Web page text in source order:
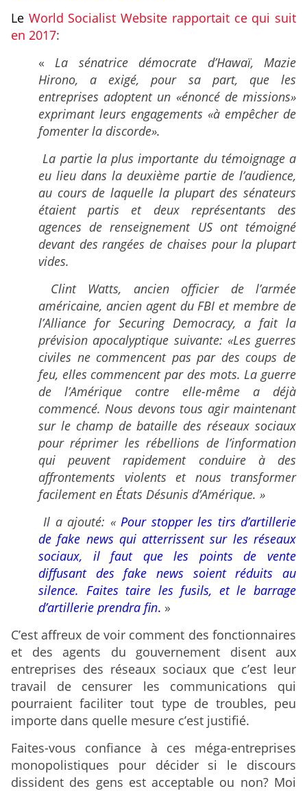
Le World Socialist Website rapportait ce qui suit
en 2017:
«La sénatrice démocrate d’Hawaï, Mazie
Hirono, a exigé, pour sa part, que les
entreprises adoptent un «énoncé de missions»
exprimant leurs engagements «à empêcher de
fomenter la discorde».
La partie la plus importante du témoignage a
eu lieu dans la deuxième partie de l’audience,
au cours de laquelle la plupart des sénateurs
étaient partis et deux représentants des
agences de renseignement US ont témoigné
devant des rangées de chaises pour la plupart
vides.
Clint Watts, ancien officier de l’armée
américaine, ancien agent du FBI et membre de
l’Alliance for Securing Democracy, a fait la
prévision apocalyptique suivante: «Les guerres
civiles ne commencent pas par des coups de
feu, elles commencent par des mots. La guerre
de l’Amérique contre elle-même a déjà
commencé. Nous devons tous agir maintenant
sur le champ de bataille des réseaux sociaux
pour réprimer les rébellions de l’information
qui peuvent rapidement conduire à des
affrontements violents et nous transformer
facilement en États Désunis d’Amérique. »
Il a ajouté: «Pour stopper les tirs d’artillerie
de fake news qui atterrissent sur les réseaux
sociaux, il faut que les points de vente
diffusant des fake news soient réduits au
silence. Faites taire les fusils, et le barrage
d’artillerie prendra fin. »
C’est affreux de voir comment des fonctionnaires
et des agents du gouvernement disent aux
entreprises des réseaux sociaux que c’est leur
travail de censurer les communications qui
pourraient faciliter tout type de troubles, peu
importe dans quelle mesure c’est justifié.
Faites-vous confiance à ces méga-entreprises
monopolistiques pour décider si le discours
dissident des gens est acceptable ou non? Moi